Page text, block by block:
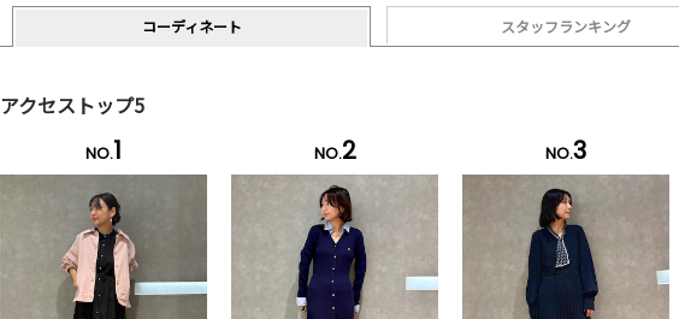
コーディネート スタッフランキング
アクセストップ5
NO.1 NO.2 NO.3